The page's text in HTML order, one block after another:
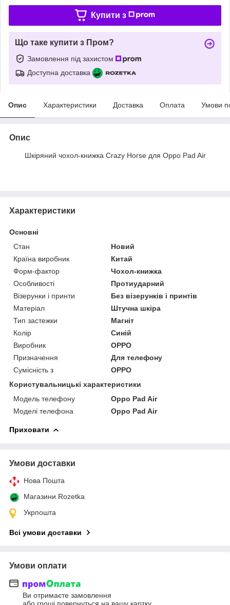
Купити з
Що таке купити з Пром?
Замовлення під захистом
Доступна доставка
Опис Характеристики Доставка Оплата Умови
Опис
Шкіряний чохол-книжка Crazy Horse для Oppo Pad Air
Характеристики
Основні
Стан
Новий
Країна виробник
Китай
Форм-фактор
Чохол-книжка
Особливості
Протиударний
Візерунки і принти
Без візерунків і принтів
Матеріал
Штучна шкіра
Тип застежки
Магніт
Колір
Синій
Виробник
OPPO
Призначення
Для телефону
Сумісність з
OPPO
Користувальницькі характеристики
Модель телефону
Oppo Pad Air
Моделі телефона
Oppo Pad Air
Приховати
Умови доставки
Нова Пошта
Магазини Rozetka
Укрпошта
Всі умови доставки
Умови оплати
Ви отримаєте замовлення